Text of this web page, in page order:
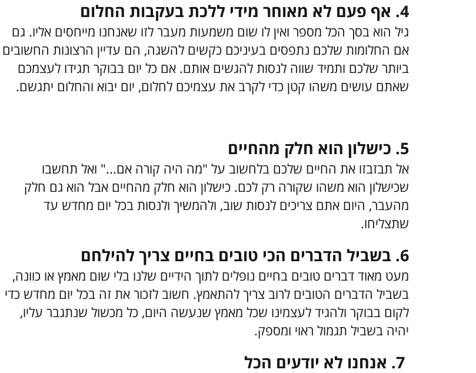
4. אף פעם לא מאוחר מידי ללכת בעקבות החלום
גיל הוא בסך הכל מספר ואין לו שום משמעות מעבר לזו שאנחנו מייחסים אליו. גם
אם החלומות שלכם נתפסים בעיניכם כקשים להשגה, הם עדיין הרצונות החשובים
ביותר שלכם ותמיד שווה לנסות להגשים אותם. אם כל יום בבוקר תגידו לעצמכם
שאתם עושים משהו קטן כדי לקרב את עצמיכם לחלום, יום יבוא והחלום יתגשם.
5. כישלון הוא חלק מהחיים
אל תבזבזו את החיים שלכם בלחשוב על "מה היה קורה אם..." ואל תחשבו
שכישלון הוא משהו שקורה רק לכם. כישלון הוא חלק מהחיים אבל הוא גם חלק
מהעבר, היום אתם צריכים לנסות שוב, ולהמשיך ולנסות בכל יום מחדש עד
שתצליחו.
6. בשביל הדברים הכי טובים בחיים צריך להילחם
מעט מאוד דברים טובים בחיים נופלים לתוך הידיים שלנו בלי שום מאמץ או כוונה,
בשביל הדברים הטובים לרוב צריך להתאמץ. חשוב לזכור את זה בכל יום מחדש כדי
לקום בבוקר ולהגיד לעצמינו שכל מאמץ שנעשה היום, כל מכשול שנתגבר עליו,
יהיה בשביל תגמול ראוי ומספק.